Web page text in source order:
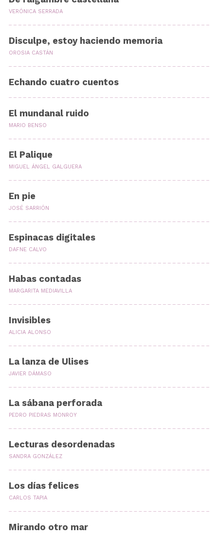
VERÓNICA SERRADA
Disculpe, estoy haciendo memoria
OROSIA CASTÁN
Echando cuatro cuentos
El mundanal ruido
MARIO BENSO
El Palique
MIGUEL ÁNGEL GALGUERA
En pie
JOSÉ SARRIÓN
Espinacas digitales
DAFNE CALVO
Habas contadas
MARGARITA MEDIAVILLA
Invisibles
ALICIA ALONSO
La lanza de Ulises
JAVIER DÁMASO
La sábana perforada
PEDRO PIEDRAS MONROY
Lecturas desordenadas
SANDRA GONZÁLEZ
Los días felices
CARLOS TAPIA
Mirando otro mar